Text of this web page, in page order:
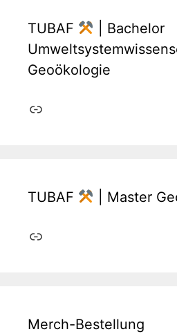
TUBAF
| Bachelor
Geoökologie
Link
TUBAF | Master
Link
Merch-Bestellung